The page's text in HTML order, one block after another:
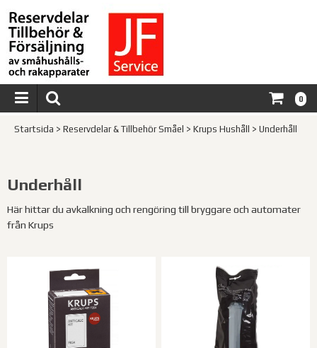
0
Startsida > Reservdelar & Tillbehör Småel > Krups Hushåll > Underhåll
Underhåll
Här hittar du avkalkning och rengöring till bryggare och automater
från Krups